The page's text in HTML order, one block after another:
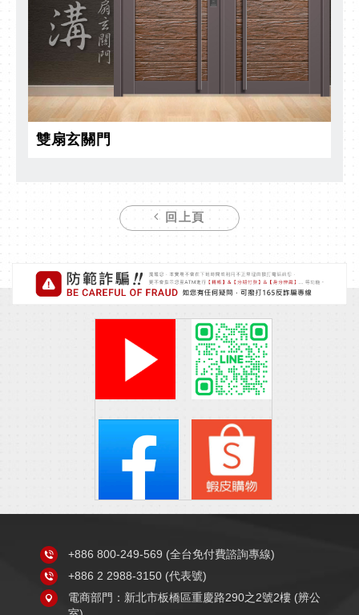
雙扇玄關門
回上頁
+886 800-249-569 (全台免付費諮詢專線)
+886 2 2988-3150 (代表號)
電商部門：新北市板橋區重慶路290之2號2樓 (辨公